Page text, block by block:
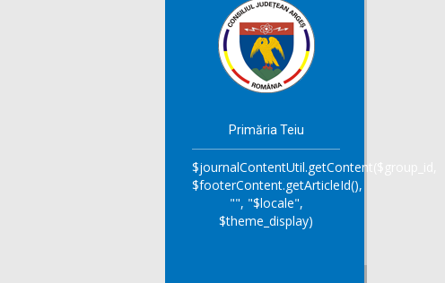
Primăria Teiu
$journalContentUtil.getContent($group_id,
$footerContent.getArticleId(),
"", "$locale",
$theme_display)